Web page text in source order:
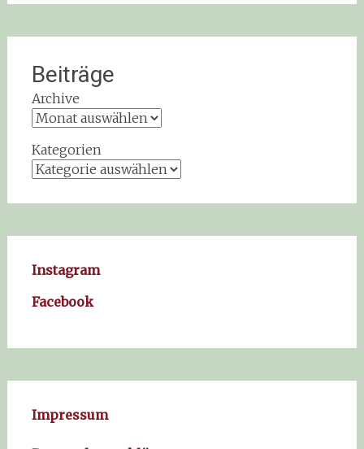
Beiträge
Archive
Kategorien
Instagram
Facebook
Impressum